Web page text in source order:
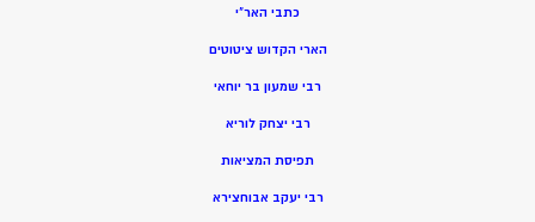
כתבי האר”י
הארי הקדוש ציטוטים
רבי שמעון בר יוחאי
רבי יצחק לוריא
תפיסת המציאות
רבי יעקב אבוחצירא